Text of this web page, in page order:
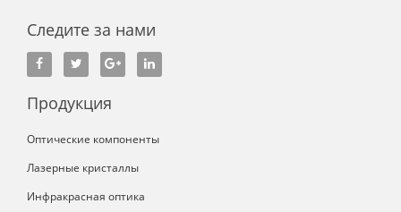
Следите за нами
Продукция
Оптические компоненты
Лазерные кристаллы
Инфракрасная оптика